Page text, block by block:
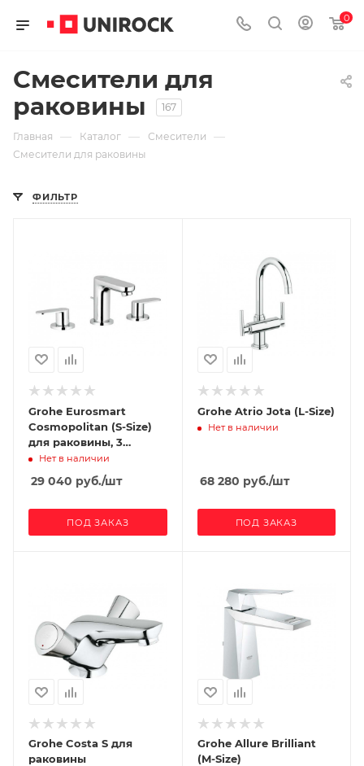
0
Смесители для
раковины
167
Главная — Каталог — Смесители —
Смесители для раковины
ФИЛЬТР
Grohe Eurosmart
Cosmopolitan (S-Size)
для раковины, 3
отверстия
Нет в наличии
29 040 руб./шт
ПОД ЗАКАЗ
Grohe Atrio Jota (L-Size)
Нет в наличии
68 280 руб./шт
ПОД ЗАКАЗ
Grohe Costa S для
раковины
Grohe Allure Brilliant
(M-Size)